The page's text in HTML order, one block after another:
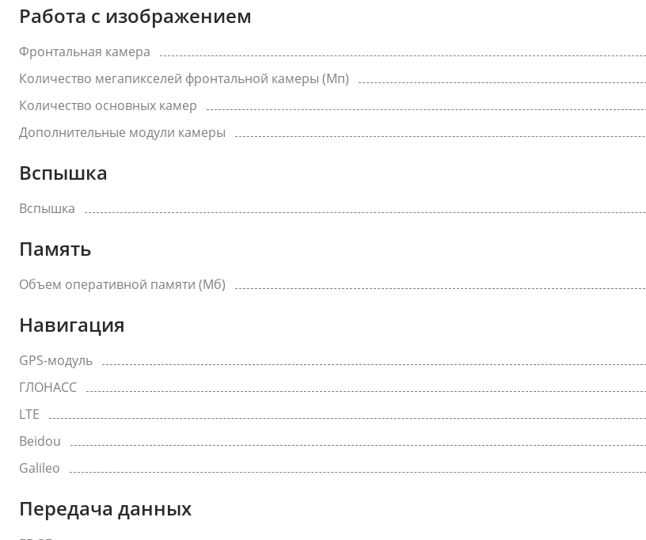
Работа с изображением
Фронтальная камера
Количество мегапикселей фронтальной камеры (Мп)
Количество основных камер
Дополнительные модули камеры
Вспышка
Вспышка
Память
Объем оперативной памяти (Мб)
Навигация
GPS-модуль
ГЛОНАСС
LTE
Beidou
Galileo
Передача данных